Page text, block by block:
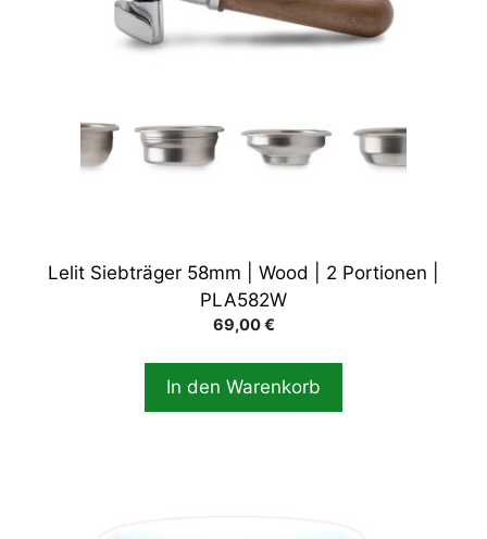
Lelit Siebträger 58mm | Wood | 2 Portionen |
PLA582W
69,00€
In den Warenkorb